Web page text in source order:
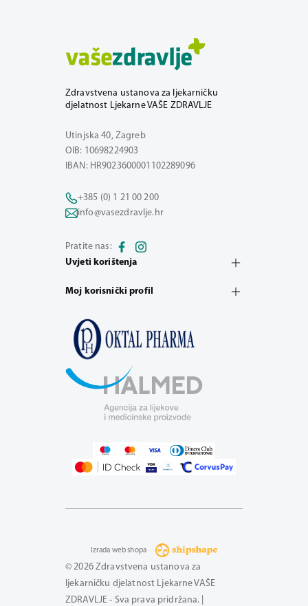
Zdravstvena ustanova za ljekarničku
djelatnost Ljekarne VAŠE ZDRAVLJE
Utinjska 40, Zagreb
OIB: 10698224903
IBAN: HR9023600001102289096
+385 (0) 1 21 00 200
info@vasezdravlje.hr
Pratite nas:
Uvjeti korištenja
Moj korisnički profil
© 2026 Zdravstvena ustanova za
ljekarničku djelatnost Ljekarne VAŠE
ZDRAVLJE - Sva prava pridržana. |
Izrada web shopa